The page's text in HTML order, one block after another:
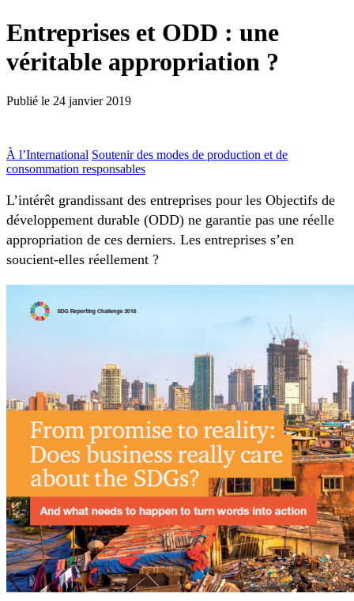
Entreprises et ODD : une
véritable appropriation ?
Publié le 24 janvier 2019
À l’International Soutenir des modes de production et de
consommation responsables
L’intérêt grandissant des entreprises pour les Objectifs de
développement durable (ODD) ne garantie pas une réelle
appropriation de ces derniers. Les entreprises s’en
soucient-elles réellement ?